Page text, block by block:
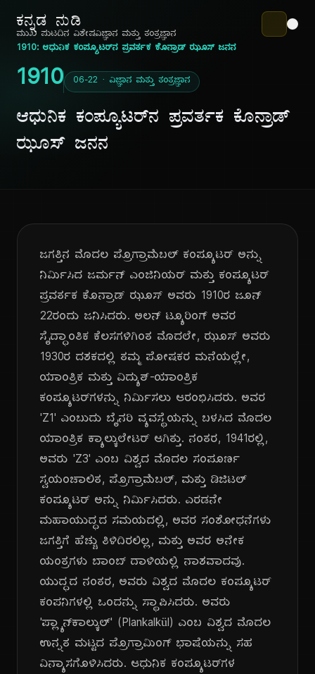
ಕನ್ನಡ ನುಡಿ
ಮುಖ ಪುಟದಿನ ವಿಶೇಷವಿಜ್ಞಾನ ಮತ್ತು ತಂತ್ರಜ್ಞಾನ
1910: ಆಧುನಿಕ ಕಂಪ್ಯೂಟರ್‌ನ ಪ್ರವರ್ತಕ ಕೊನ್ರಾಡ್ ಝೂಸ್ ಜನನ
1910 06-22 · ವಿಜ್ಞಾನ ಮತ್ತು ತಂತ್ರಜ್ಞಾನ
ಆಧುನಿಕ ಕಂಪ್ಯೂಟರ್‌ನ ಪ್ರವರ್ತಕ ಕೊನ್ರಾಡ್
ಝೂಸ್ ಜನನ
ಜಗತ್ತಿನ ಮೊದಲ ಪ್ರೊಗ್ರಾಮೆಬಲ್ ಕಂಪ್ಯೂಟರ್ ಅನ್ನು
ನಿರ್ಮಿಸಿದ ಜರ್ಮನ್ ಎಂಜಿನಿಯರ್ ಮತ್ತು ಕಂಪ್ಯೂಟರ್
ಪ್ರವರ್ತಕ ಕೊನ್ರಾಡ್ ಝೂಸ್ ಅವರು 1910ರ ಜೂನ್
22ರಂದು ಜನಿಸಿದರು. ಅಲನ್ ಟ್ಯೂರಿಂಗ್ ಅವರ
ಸೈದ್ಧಾಂತಿಕ ಕೆಲಸಗಳಿಗಿಂತ ಮೊದಲೇ, ಝೂಸ್ ಅವರು
1930ರ ದಶಕದಲ್ಲಿ ತಮ್ಮ ಪೋಷಕರ ಮನೆಯಲ್ಲೇ,
ಯಾಂತ್ರಿಕ ಮತ್ತು ವಿದ್ಯುತ್-ಯಾಂತ್ರಿಕ
ಕಂಪ್ಯೂಟರ್‌ಗಳನ್ನು ನಿರ್ಮಿಸಲು ಆರಂಭಿಸಿದರು. ಅವರ
'Z1' ಎಂಬುದು ಬೈನರಿ ವ್ಯವಸ್ಥೆಯನ್ನು ಬಳಸಿದ ಮೊದಲ
ಯಾಂತ್ರಿಕ ಕ್ಯಾಲ್ಕುಲೇಟರ್ ಆಗಿತ್ತು. ನಂತರ, 1941ರಲ್ಲಿ,
ಅವರು 'Z3' ಎಂಬ ವಿಶ್ವದ ಮೊದಲ ಸಂಪೂರ್ಣ
ಸ್ವಯಂಚಾಲಿತ, ಪ್ರೊಗ್ರಾಮೆಬಲ್, ಮತ್ತು ಡಿಜಿಟಲ್
ಕಂಪ್ಯೂಟರ್ ಅನ್ನು ನಿರ್ಮಿಸಿದರು. ಎರಡನೇ
ಮಹಾಯುದ್ಧದ ಸಮಯದಲ್ಲಿ, ಅವರ ಸಂಶೋಧನೆಗಳು
ಜಗತ್ತಿಗೆ ಹೆಚ್ಚು ತಿಳಿದಿರಲಿಲ್ಲ, ಮತ್ತು ಅವರ ಅನೇಕ
ಯಂತ್ರಗಳು ಬಾಂಬ್ ದಾಳಿಯಲ್ಲಿ ನಾಶವಾದವು.
ಯುದ್ಧದ ನಂತರ, ಅವರು ವಿಶ್ವದ ಮೊದಲ ಕಂಪ್ಯೂಟರ್
ಕಂಪನಿಗಳಲ್ಲಿ ಒಂದನ್ನು ಸ್ಥಾಪಿಸಿದರು. ಅವರು
'ಪ್ಲ್ಯಾನ್‌ಕಾಲ್ಕುಲ್' (Plankalkül) ಎಂಬ ವಿಶ್ವದ ಮೊದಲ
ಉನ್ನತ ಮಟ್ಟದ ಪ್ರೊಗ್ರಾಮಿಂಗ್ ಭಾಷೆಯನ್ನು ಸಹ
ವಿನ್ಯಾಸಗೊಳಿಸಿದರು. ಆಧುನಿಕ ಕಂಪ್ಯೂಟರ್‌ಗಳ